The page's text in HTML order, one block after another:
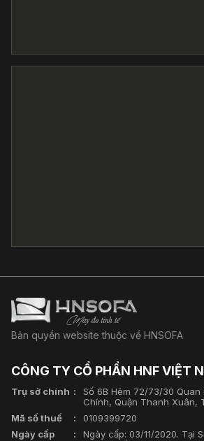
Bản quyền website thuộc về HNSOFA
CÔNG TY CỔ PHẦN HNF VIỆT
Trụ sở chính
Số 6B Hẻm 72/73/30 Quan
Chính, Quận Thanh Xuân,
Mã số thuế
0109399720
Ngày cấp
Ngày cấp: 03/11/2020. Tại